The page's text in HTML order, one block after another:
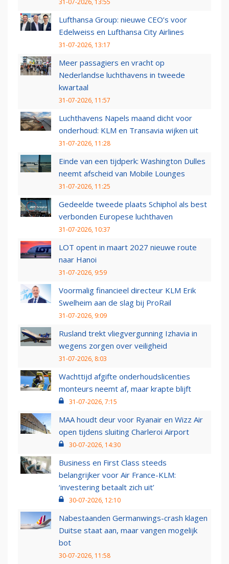
Lufthansa Group: nieuwe CEO’s voor
Edelweiss en Lufthansa City Airlines
31-07-2026, 13:17
Meer passagiers en vracht op
Nederlandse luchthavens in tweede
kwartaal
31-07-2026, 11:57
Luchthavens Napels maand dicht voor
onderhoud: KLM en Transavia wijken uit
31-07-2026, 11:28
Einde van een tijdperk: Washington Dulles
neemt afscheid van Mobile Lounges
31-07-2026, 11:25
Gedeelde tweede plaats Schiphol als best
verbonden Europese luchthaven
31-07-2026, 10:37
LOT opent in maart 2027 nieuwe route
naar Hanoi
31-07-2026, 9:59
Voormalig financieel directeur KLM Erik
Swelheim aan de slag bij ProRail
31-07-2026, 9:09
Rusland trekt vliegvergunning Izhavia in
wegens zorgen over veiligheid
31-07-2026, 8:03
Wachttijd afgifte onderhoudslicenties
monteurs neemt af, maar krapte blijft
31-07-2026, 7:15
MAA houdt deur voor Ryanair en Wizz Air
open tijdens sluiting Charleroi Airport
30-07-2026, 14:30
Business en First Class steeds
belangrijker voor Air France-KLM:
‘investering betaalt zich uit’
30-07-2026, 12:10
Nabestaanden Germanwings-crash klagen
Duitse staat aan, maar vangen mogelijk
bot
30-07-2026, 11:58